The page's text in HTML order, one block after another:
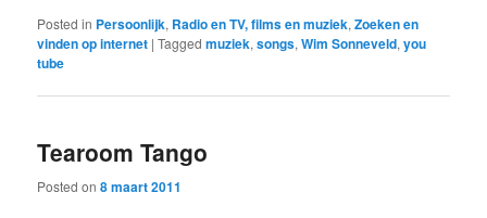
Posted in Persoonlijk, Radio en TV, films en muziek,Zoeken en
vinden op internet |Tagged muziek,songs,Wim Sonneveld,you
tube
Tearoom Tango
Posted on8 maart 2011